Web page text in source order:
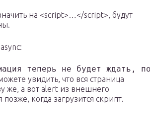
на <script>…</script>, будут
теперь не будет
увидить, что вся страница
же, а вот alert из внешнего
позже, когда загрузится скрипт.